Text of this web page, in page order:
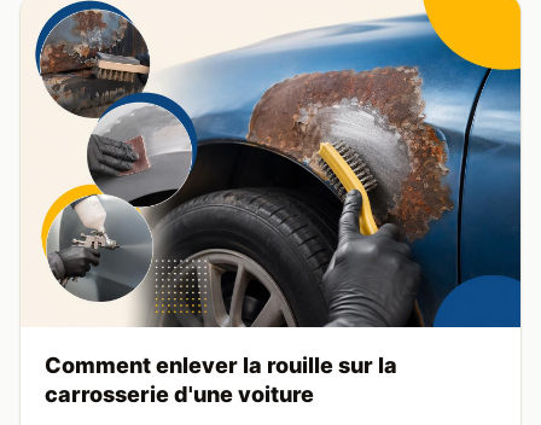
Comment enlever la rouille sur la
carrosserie d'une voiture